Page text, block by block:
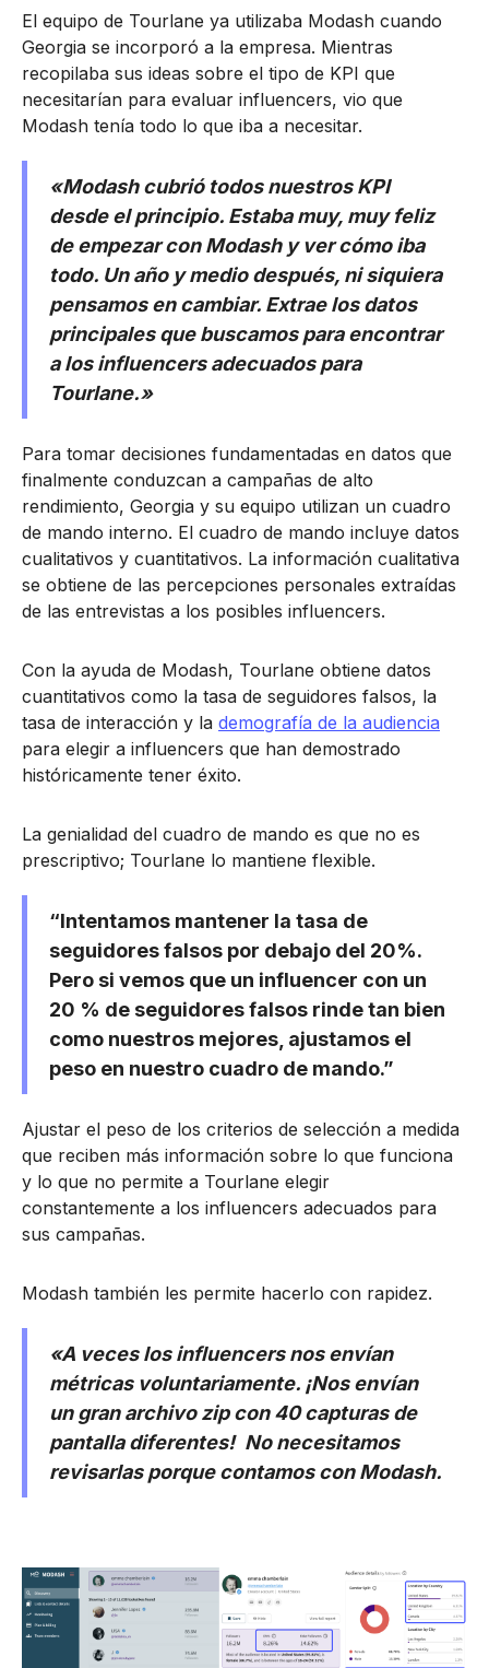
El equipo de Tourlane ya utilizaba Modash cuando
Georgia se incorporó a la empresa. Mientras
recopilaba sus ideas sobre el tipo de KPI que
necesitarían para evaluar influencers, vio que
Modash tenía todo lo que iba a necesitar.
«Modash cubrió todos nuestros KPI
desde el principio. Estaba muy, muy feliz
de empezar con Modash y ver cómo iba
todo. Un año y medio después, ni siquiera
pensamos en cambiar. Extrae los datos
principales que buscamos para encontrar
a los influencers adecuados para
Tourlane.»
Para tomar decisiones fundamentadas en datos que
finalmente conduzcan a campañas de alto
rendimiento, Georgia y su equipo utilizan un cuadro
de mando interno. El cuadro de mando incluye datos
cualitativos y cuantitativos. La información cualitativa
se obtiene de las percepciones personales extraídas
de las entrevistas a los posibles influencers.
Con la ayuda de Modash, Tourlane obtiene datos
cuantitativos como la tasa de seguidores falsos, la
tasa de interacción y la demografía de la audiencia
para elegir a influencers que han demostrado
históricamente tener éxito.
La genialidad del cuadro de mando es que no es
prescriptivo; Tourlane lo mantiene flexible.
“Intentamos mantener la tasa de
seguidores falsos por debajo del 20%.
Pero si vemos que un influencer con un
20 % de seguidores falsos rinde tan bien
como nuestros mejores, ajustamos el
peso en nuestro cuadro de mando.”
Ajustar el peso de los criterios de selección a medida
que reciben más información sobre lo que funciona
y lo que no permite a Tourlane elegir
constantemente a los influencers adecuados para
sus campañas.
Modash también les permite hacerlo con rapidez.
«A veces los influencers nos envían
métricas voluntariamente. ¡Nos envían
un gran archivo zip con 40 capturas de
pantalla diferentes! No necesitamos
revisarlas porque contamos con Modash.